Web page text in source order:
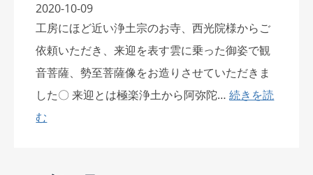
2020-10-09
工房にほど近い浄土宗のお寺、西光院様からご
依頼いただき、来迎を表す雲に乗った御姿で観
音菩薩、勢至菩薩像をお造りさせていただきま
した〇 来迎とは極楽浄土から阿弥陀…続きを読
む